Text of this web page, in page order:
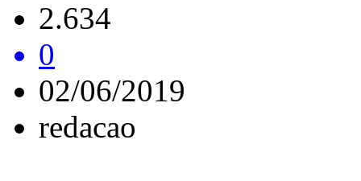
2.634
0
02/06/2019
redacao